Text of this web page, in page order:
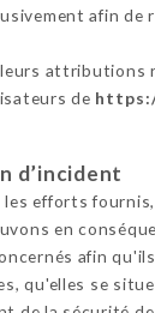
afin
attributions
de
d’incident
les efforts
en
afin
qu'elles se